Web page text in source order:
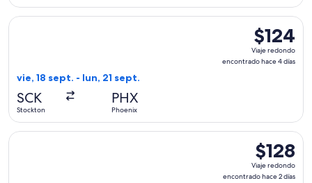
$124
Viaje
redondo,
$124
Viaje redondo
encontrado hace 4 días
vie, 18 sept. - lun, 21 sept.
SCK
Stockton
PHX
Phoenix
Seleccionar vuelo de Allegiant Air, con salida el vie, 18
$128
Viaje
redondo,
$128
Viaje redondo
encontrado hace 2 días
Seleccionar vuelo de Allegiant Air, con salida el vie, 11